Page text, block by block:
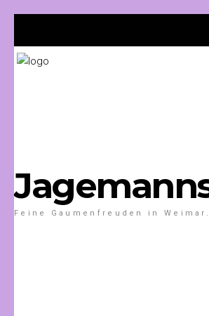
Feine Gaumenfreuden in Weimar.